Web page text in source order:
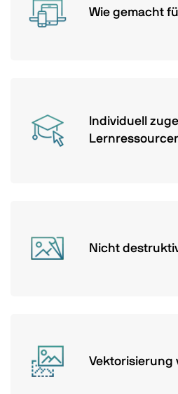
Wie gemacht
Individuell
Nicht
Vektorisierung